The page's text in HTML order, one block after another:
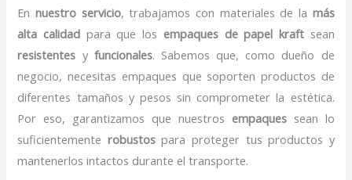
Ennuestro servicio, trabajamos con materiales de la más
alta calidad para que los empaques de papel kraftsean
resistentes y funcionales. Sabemos que, como dueño de
negocio, necesitas empaques que soporten productos de
diferentes tamaños y pesos sin comprometer la estética.
Por eso, garantizamos que nuestros empaquessean lo
suficientemente robustospara proteger tus productos y
mantenerlos intactos durante el transporte.